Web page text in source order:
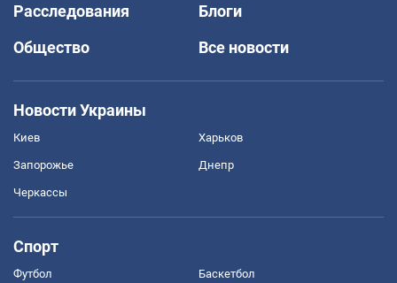
Расследования
Блоги
Общество
Все новости
Новости Украины
Киев Харьков
Запорожье Днепр
Черкассы
Спорт
Футбол Баскетбол